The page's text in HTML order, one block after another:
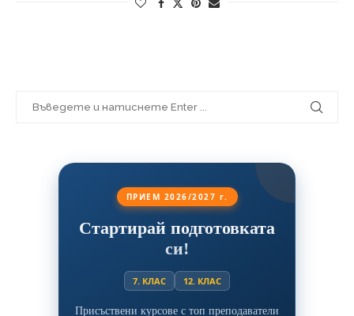
ПРИЕМ 2026/2027 г.
Стартирай подготовката
си!
7. КЛАС 12. КЛАС
Присъствени курсове с топ преподаватели